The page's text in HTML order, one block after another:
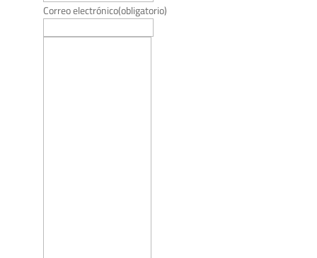
Correo electrónico(obligatorio)